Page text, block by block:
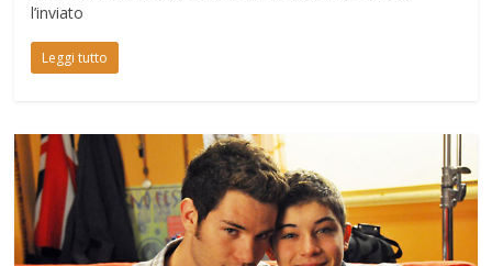
l’inviato
Leggi tutto